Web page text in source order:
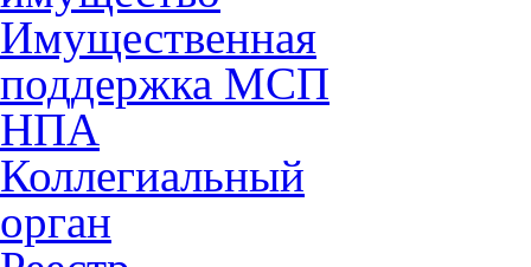
Имущественная
поддержка МСП
НПА
Коллегиальный
орган